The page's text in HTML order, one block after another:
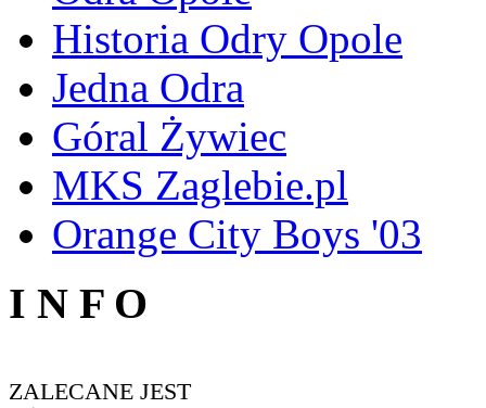
Historia Odry Opole
Jedna Odra
Góral Żywiec
MKS Zaglebie.pl
Orange City Boys '03
I N F O
ZALECANE JEST